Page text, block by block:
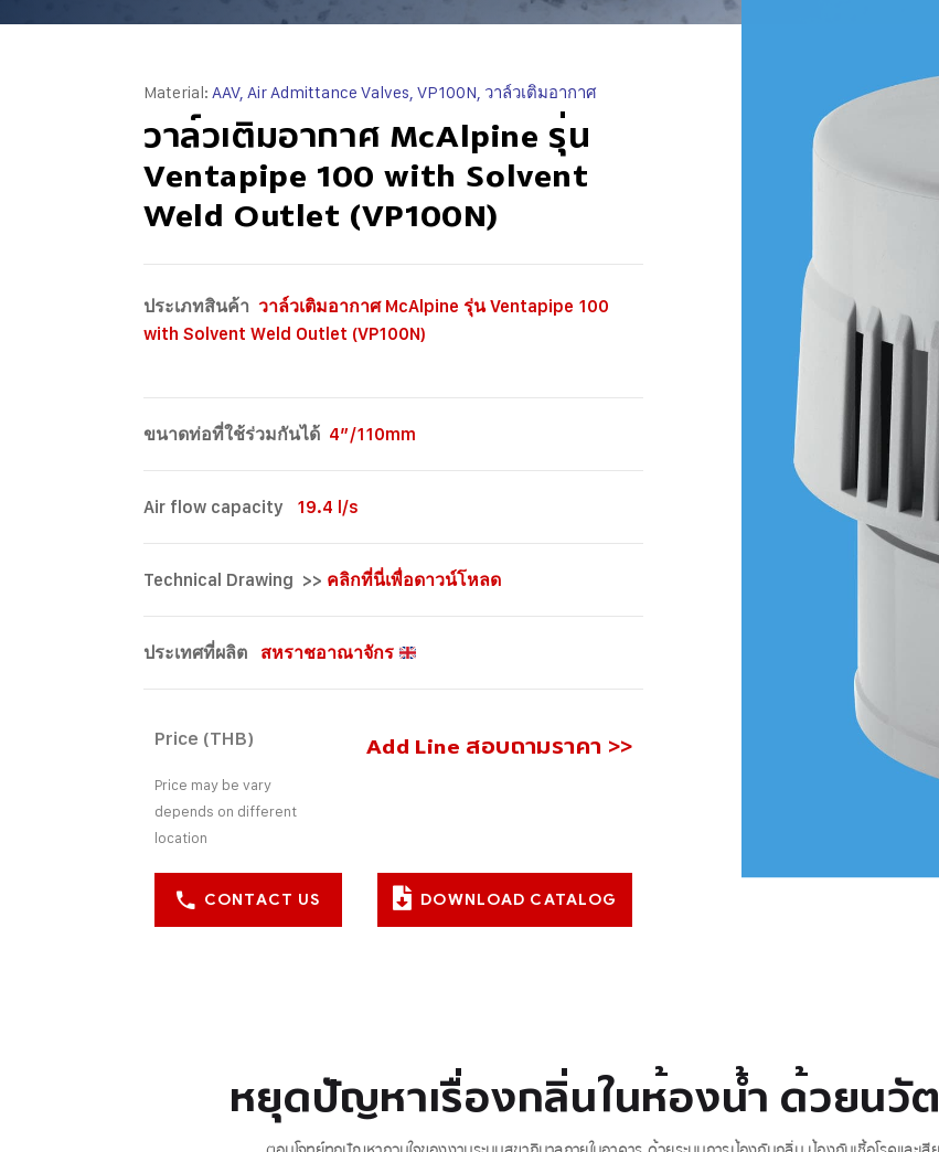
Material: AAV, Air Admittance Valves, VP100N, วาล์วเติมอากาศ
วาล์วเติมอากาศ McAlpine รุ่น
Ventapipe 100 with Solvent
Weld Outlet (VP100N)
ประเภทสินค้า วาล์วเติมอากาศ McAlpine รุ่น Ventapipe 100
with Solvent Weld Outlet (VP100N)
ขนาดท่อที่ใช้ร่วมกันได้ 4″/110mm
Air flow capacity 19.4 l/s
Technical Drawing >> คลิกที่นี่เพื่อดาวน์โหลด
ประเทศที่ผลิต สหราชอาณาจักร
Price (THB)
Price may be vary
depends on different
location
Add Line สอบถามราคา >>
CONTACT US DOWNLOAD CATALOG
หยุดปัญหาเรื่องกลิ่นในห้องน้ำ ด้วยนวั